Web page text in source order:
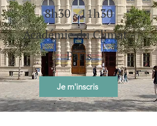
8h30 - 11h30
Académie du Climat -
Paris
Je m'inscris